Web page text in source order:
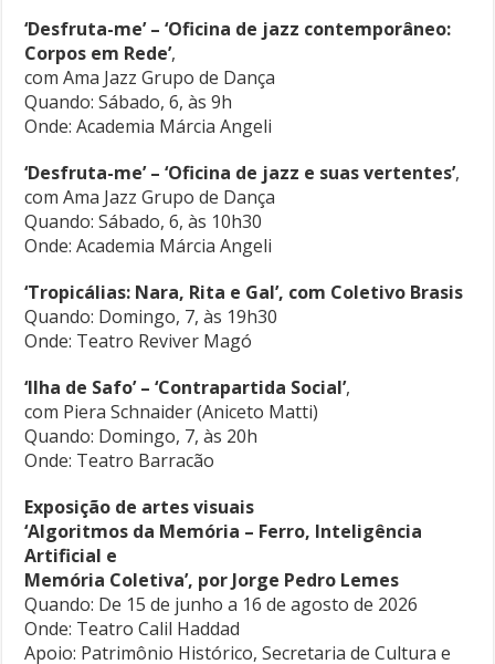
‘Desfruta-me’ – ‘Oficina de jazz contemporâneo:
Corpos em Rede’,
com Ama Jazz Grupo de Dança
Quando: Sábado, 6, às 9h
Onde: Academia Márcia Angeli
‘Desfruta-me’ – ‘Oficina de jazz e suas vertentes’,
com Ama Jazz Grupo de Dança
Quando: Sábado, 6, às 10h30
Onde: Academia Márcia Angeli
‘Tropicálias: Nara, Rita e Gal’, com Coletivo Brasis
Quando: Domingo, 7, às 19h30
Onde: Teatro Reviver Magó
‘Ilha de Safo’ – ‘Contrapartida Social’,
com Piera Schnaider (Aniceto Matti)
Quando: Domingo, 7, às 20h
Onde: Teatro Barracão
Exposição de artes visuais
‘Algoritmos da Memória – Ferro, Inteligência
Artificial e
Memória Coletiva’, por Jorge Pedro Lemes
Quando: De 15 de junho a 16 de agosto de 2026
Onde: Teatro Calil Haddad
Apoio: Patrimônio Histórico, Secretaria de Cultura e